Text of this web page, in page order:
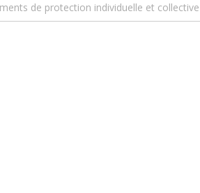
de protection individuelle et